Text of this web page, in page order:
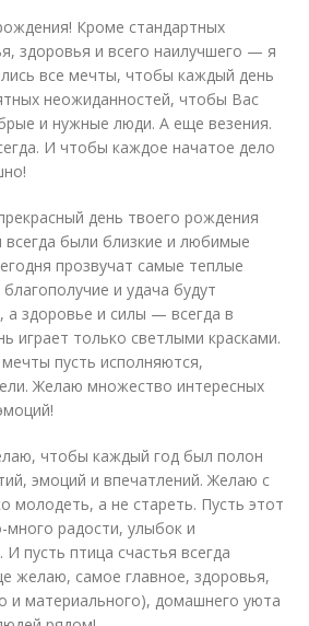
Кроме стандартных
здоровья и всего наилучшего — я
все мечты, чтобы каждый день
неожиданностей, чтобы Вас
и нужные люди. А еще везения.
И чтобы каждое начатое дело
день твоего рождения
были близкие и любимые
прозвучат самые теплые
и удача будут
а здоровье и силы — всегда в
играет только светлыми красками.
пусть исполняются,
Желаю множество интересных
чтобы каждый год был полон
эмоций и впечатлений. Желаю с
молодеть, а не стареть. Пусть этот
много радости, улыбок и
пусть птица счастья всегда
желаю, самое главное, здоровья,
и материального), домашнего уюта